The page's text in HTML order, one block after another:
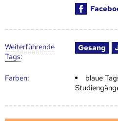
Weiter­führende
Tags:
Gesang
Farben:
blaue